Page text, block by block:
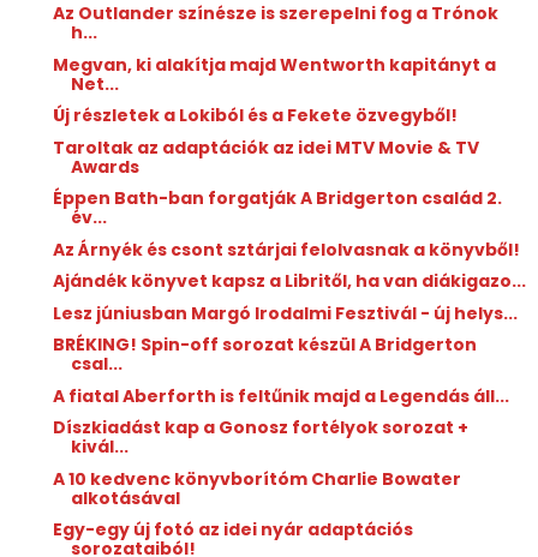
Az Outlander színésze is szerepelni fog a Trónok
h...
Megvan, ki alakítja majd Wentworth kapitányt a
Net...
Új részletek a Lokiból és a Fekete özvegyből!
Taroltak az adaptációk az idei MTV Movie & TV
Awards
Éppen Bath-ban forgatják A Bridgerton család 2.
év...
Az Árnyék és csont sztárjai felolvasnak a könyvből!
Ajándék könyvet kapsz a Libritől, ha van diákigazo...
Lesz júniusban Margó Irodalmi Fesztivál - új helys...
BRÉKING! Spin-off sorozat készül A Bridgerton
csal...
A fiatal Aberforth is feltűnik majd a Legendás áll...
Díszkiadást kap a Gonosz fortélyok sorozat +
kivál...
A 10 kedvenc könyvborítóm Charlie Bowater
alkotásával
Egy-egy új fotó az idei nyár adaptációs
sorozataiból!